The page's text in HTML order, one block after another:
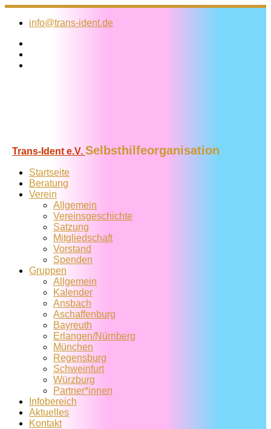
Zum
Inhalt
info@trans-ident.de
Trans-Ident e.V. Selbsthilfeorganisation
Startseite
Beratung
Verein
Allgemein
Vereins­geschichte
Satzung
Mitglied­schaft
Vorstand
Spenden
Gruppen
Allgemein
Kalender
Ansbach
Aschaffenburg
Bayreuth
Erlangen/Nürnberg
München
Regensburg
Schweinfurt
Würzburg
Partner*innen
Infobereich
Aktuelles
Kontakt